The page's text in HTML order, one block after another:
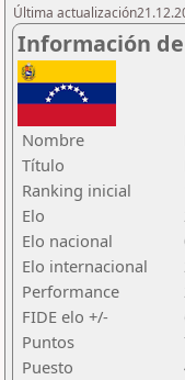
Última
Información
Nombre
Título
Ranking inicial
Elo
Elo nacional
Elo internacional
Performance
FIDE elo +/-
Puntos
Puesto